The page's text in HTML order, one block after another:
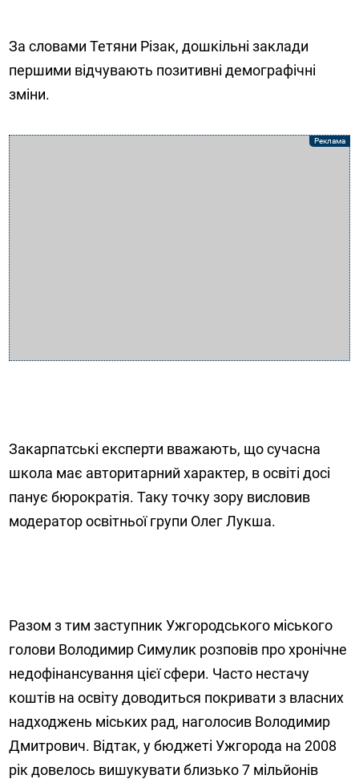
За словами Тетяни Різак, дошкільні заклади
першими відчувають позитивні демографічні
зміни.
Закарпатські експерти вважають, що сучасна
школа має авторитарний характер, в освіті досі
панує бюрократія. Таку точку зору висловив
модератор освітньої групи Олег Лукша.
Разом з тим заступник Ужгородського міського
голови Володимир Симулик розповів про хронічне
недофінансування цієї сфери. Часто нестачу
коштів на освіту доводиться покривати з власних
надходжень міських рад, наголосив Володимир
Дмитрович. Відтак, у бюджеті Ужгорода на 2008
рік довелось вишукувати близько 7 мільйонів